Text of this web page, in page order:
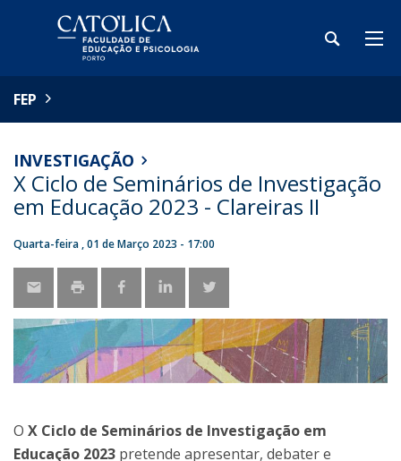
FEP
INVESTIGAÇÃO
X Ciclo de Seminários de Investigação
em Educação 2023 - Clareiras II
Quarta-feira , 01 de Março 2023 - 17:00
O X Ciclo de Seminários de Investigação em
Educação 2023 pretende apresentar, debater e